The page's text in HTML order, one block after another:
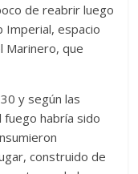
de reabrir luego
Imperial, espacio
Marinero, que
y según las
habría sido
construido de